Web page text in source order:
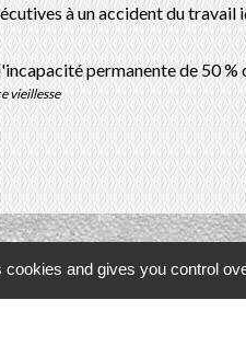
à un accident du
permanente de 50
vieillesse
cookies and gives you control